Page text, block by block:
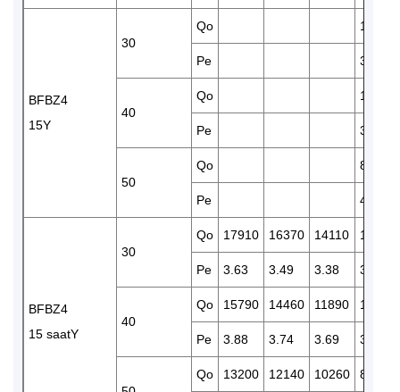
BFBZ4
15Y
30
Qo 12150
Pe 3.32
40
Qo 10190
Pe 3.68
50
Qo 8450
Pe 4.27
BFBZ4
15 saatY
30
Qo 17910 16370 14110 12150
Pe 3.63 3.49 3.38 3.32
40
Qo 15790 14460 11890 10190
Pe 3.88 3.74 3.69 3.68
Qo 13200 12140 10260 8450